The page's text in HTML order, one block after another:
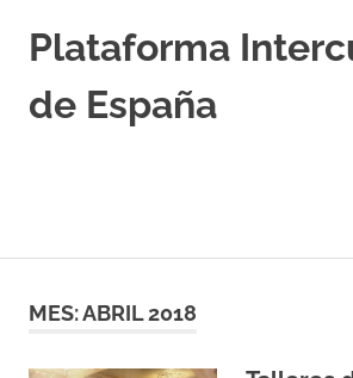
Plataforma
de España
MES:ABRIL 2018